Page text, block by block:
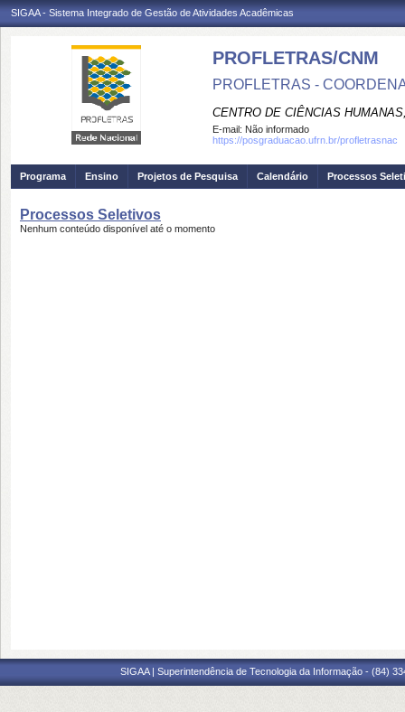
SIGAA - Sistema Integrado de Gestão de Atividades Acadêmicas
PROFLETRAS/CNM
PROFLETRAS -
CENTRO DE CIÊNCIAS
E-mail: Não informado
https://posgraduacao.ufrn.br/profletrasnac
Programa Ensino Projetos de Pesquisa Calendário Processos
Processos Seletivos
Nenhum conteúdo disponível até o momento
SIGAA | Superintendência de Tecnologia da Informação - (84)